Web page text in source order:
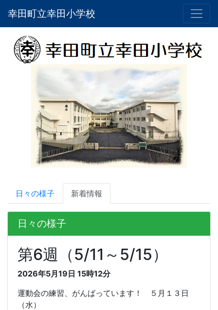
幸田町立幸田小学校
日々の様子 新着情報
日々の様子
第6週（5/11～5/15）
2026年5月19日 15時12分
運動会の練習、がんばっています！
５月１３日
（水）